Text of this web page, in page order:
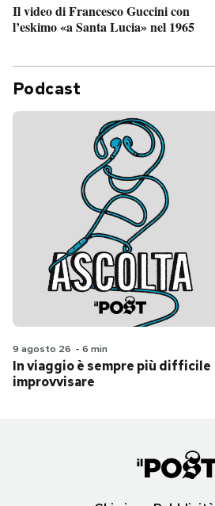
Il video di Francesco Guccini con
l’eskimo «a Santa Lucia» nel 1965
Podcast
9 agosto 26 - 6 min
In viaggio è sempre più difficile
improvvisare